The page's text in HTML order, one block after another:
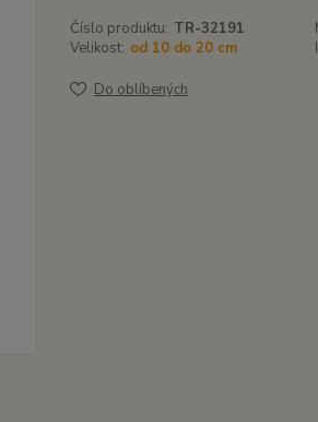
Číslo produktu: TR-32191
Velikost: od 10 do 20 cm
Do oblíbených